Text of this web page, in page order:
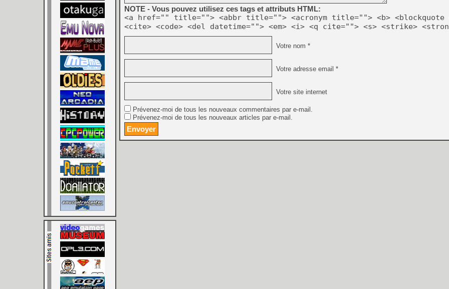
NOTE - Vous pouvez utilisez ces tags et attributs HTML:
<a href="" title=""> <abbr title=""> <acronym title=""> <b> <blockquote
<cite> <code> <del datetime=""> <em> <i> <q cite=""> <s> <strike>
Votre nom *
Votre adresse email *
Votre site internet
Prévenez-moi de tous les nouveaux commentaires par e-mail.
Prévenez-moi de tous les nouveaux articles par e-mail.